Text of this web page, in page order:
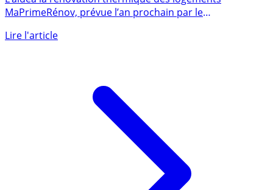
MaPrimeRénov, prévue l’an prochain par le